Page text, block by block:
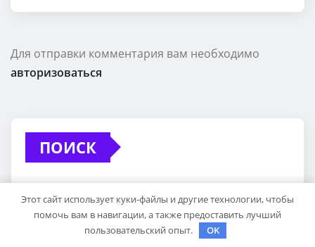
Для отправки комментария вам необходимо
авторизоваться
ПОИСК
Этот сайт использует куки-файлы и другие технологии, чтобы
помочь вам в навигации, а также предоставить лучший
пользовательский опыт.
OK